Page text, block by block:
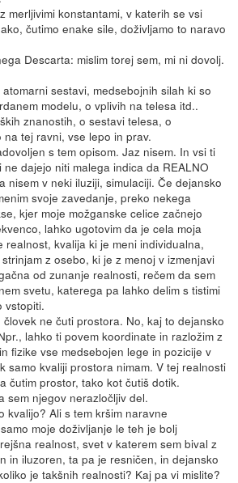
merljivimi konstantami, v katerih se vsi
čutimo enake sile, doživljamo to naravo
Descarta: mislim torej sem, mi ni dovolj.
sestavi, medsebojnih silah ki so
modelu, o vplivih na telesa itd..
znanostih, o sestavi telesa, o
tej ravni, vse lepo in prav.
s tem opisom. Jaz nisem. In vsi ti
dajejo niti malega indica da REALNO
nisem v neki iluziji, simulaciji. Če dejansko
svoje zavedanje, preko nekega
kjer moje možganske celice začnejo
lahko ugotovim da je cela moja
realnost, kvalija ki je meni individualna,
z osebo, ki je z menoj v izmenjavi
od zunanje realnosti, rečem da sem
svetu, katerega pa lahko delim s tistimi
vstopiti.
ne čuti prostora. No, kaj to dejansko
lahko ti povem koordinate in razložim z
fizike vse medsebojen lege in pozicije v
samo kvaliji prostora nimam. V tej realnosti
čutim prostor, tako kot čutiš dotik.
sem njegov nerazločljiv del.
kvalijo? Ali s tem kršim naravne
moje doživljanje le teh je bolj
realnost, svet v katerem sem bival z
in iluzoren, ta pa je resničen, in dejansko
je takšnih realnosti? Kaj pa vi mislite?